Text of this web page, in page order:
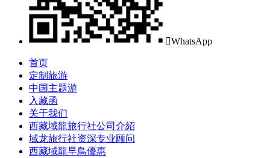
WhatsApp
首页
定制旅游
中国主题游
入藏函
关于我们
西藏域龍旅行社公司介紹
域龙旅行社资深专业顾问
西藏域龍早鳥優惠